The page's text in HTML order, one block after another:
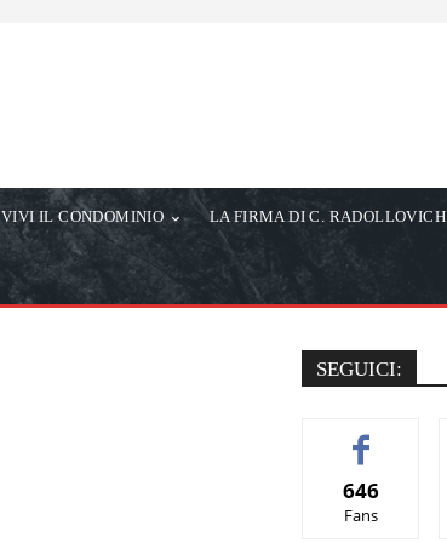
VIVI IL CONDOMINIO LA FIRMA DI C. RADOLLOVICH
SEGUICI:
646
Fans